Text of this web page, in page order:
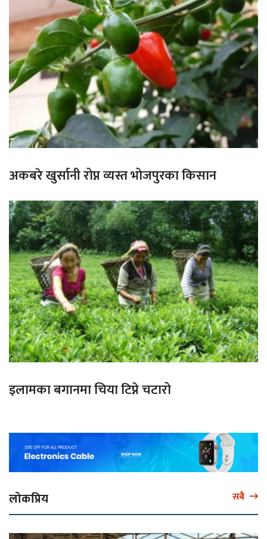
अकबरे खुर्सानी रोप्न व्यस्त भोजपुरका किसान
इलामका बगानमा चिया टिप्ने चटारो
लोकप्रिय सबै